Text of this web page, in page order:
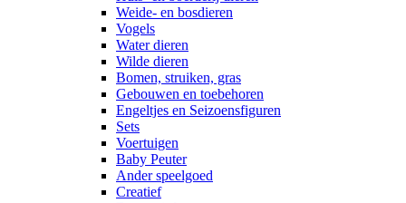
Weide- en bosdieren
Vogels
Water dieren
Wilde dieren
Bomen, struiken, gras
Gebouwen en toebehoren
Engeltjes en Seizoensfiguren
Sets
Voertuigen
Baby Peuter
Ander speelgoed
Creatief